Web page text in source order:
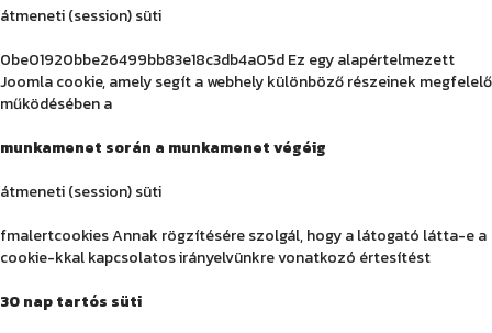
átmeneti (session) süti
0be01920bbe26499bb83e18c3db4a05d Ez egy alapértelmezett
Joomla cookie, amely segít a webhely különböző részeinek megfelelő
működésében a
munkamenet során a munkamenet végéig
átmeneti (session) süti
fmalertcookies Annak rögzítésére szolgál, hogy a látogató látta-e a
cookie-kkal kapcsolatos irányelvünkre vonatkozó értesítést
30 nap tartós süti